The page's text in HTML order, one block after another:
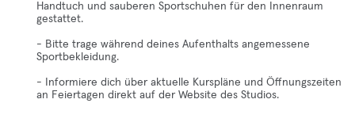
Handtuch und sauberen Sportschuhen für den Innenraum
gestattet.
- Bitte trage während deines Aufenthalts angemessene
Sportbekleidung.
- Informiere dich über aktuelle Kurspläne und Öffnungszeiten
an Feiertagen direkt auf der Website des Studios.